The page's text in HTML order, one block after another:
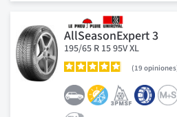
AllSeasonExpert 3
195/65 R 15 95V XL
19 opiniones